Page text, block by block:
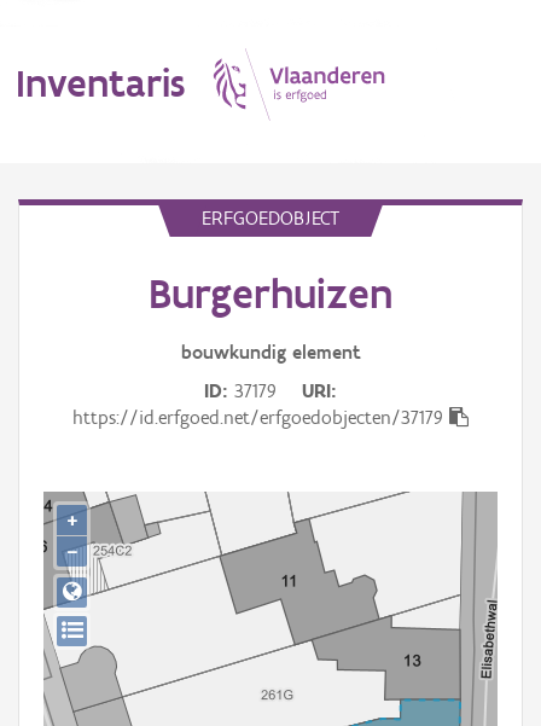
Inventaris
Gebeurtenis
Persoon of collectief
Downloads
Hergebruik
Aanmelden
ERFGOEDOBJECT
Burgerhuizen
bouwkundig element
ID 37179
URI
https://id.erfgoed.net/erfgoedobjecten/37179
+
−